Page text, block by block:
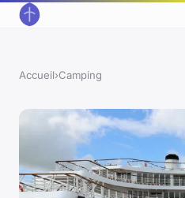
Accueil›Camping